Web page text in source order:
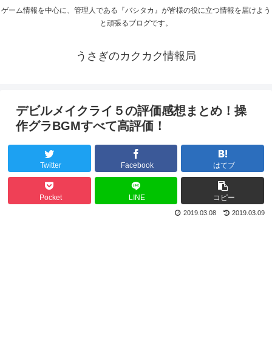
ゲーム情報を中心に、管理人である『バシタカ』が皆様の役に立つ情報を届けよう
と頑張るブログです。
うさぎのカクカク情報局
デビルメイクライ５の評価感想まとめ！操
作グラBGMすべて高評価！
Twitter Facebook はてブ
Pocket LINE コピー
2019.03.09
2019.03.08